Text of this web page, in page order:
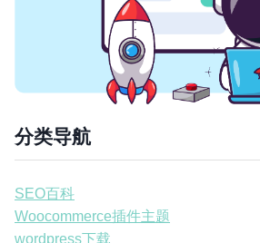
分类导航
SEO百科
Woocommerce插件主题
wordpress下载